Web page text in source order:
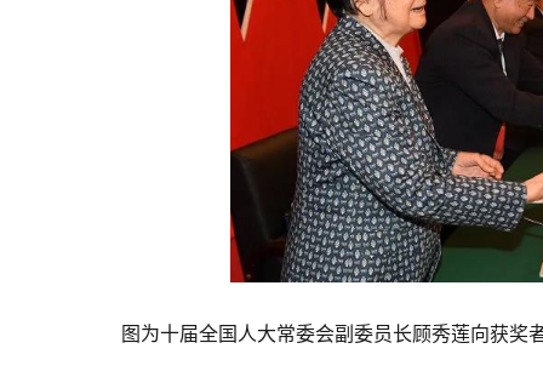
图为十届全国人大常委会副委员长顾秀莲向获奖